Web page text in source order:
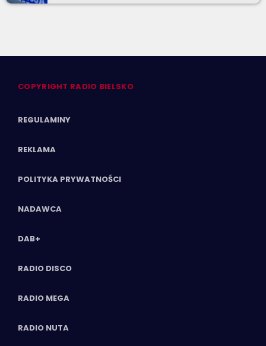
COPYRIGHT RADIO BIELSKO
REGULAMINY
REKLAMA
POLITYKA PRYWATNOŚCI
NADAWCA
DAB+
RADIO DISCO
RADIO MEGA
RADIO NUTA